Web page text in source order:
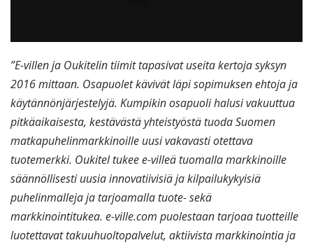
”E-villen ja Oukitelin tiimit tapasivat useita kertoja syksyn
2016 mittaan. Osapuolet kävivät läpi sopimuksen ehtoja ja
käytännönjärjestelyjä. Kumpikin osapuoli halusi vakuuttua
pitkäaikaisesta, kestävästä yhteistyöstä tuoda Suomen
matkapuhelinmarkkinoille uusi vakavasti otettava
tuotemerkki. Oukitel tukee e-villeä tuomalla markkinoille
säännöllisesti uusia innovatiivisiä ja kilpailukykyisiä
puhelinmalleja ja tarjoamalla tuote- sekä
markkinointitukea. e-ville.com puolestaan tarjoaa tuotteille
luotettavat takuuhuoltopalvelut, aktiivista markkinointia ja